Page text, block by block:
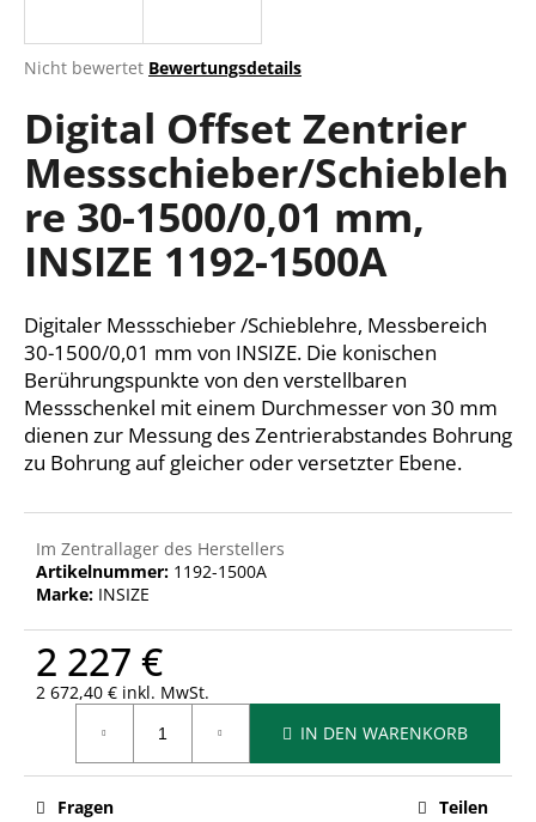
Die
Produktbewertung
ist
0,0
von
Sternen.
Nicht bewertet Bewertungsdetails
Digital Offset Zentrier
Messschieber/Schiebleh
re 30-1500/0,01 mm,
INSIZE 1192-1500A
Digitaler Messschieber /Schieblehre, Messbereich
30-1500/0,01 mm von INSIZE. Die konischen
Berührungspunkte von den verstellbaren
Messschenkel mit einem Durchmesser von 30 mm
dienen zur Messung des Zentrierabstandes Bohrung
zu Bohrung auf gleicher oder versetzter Ebene.
Im Zentrallager des Herstellers
Artikelnummer: 1192-1500A
Marke: INSIZE
2 227 €
2 672,40 € inkl. MwSt.
IN DEN WARENKORB
Fragen Teilen
W
r
e
p
f
e
h
l
e